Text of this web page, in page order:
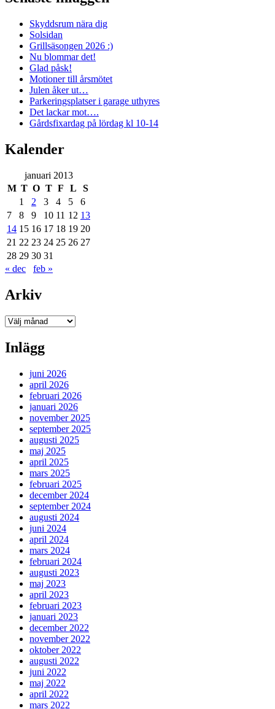
Skyddsrum nära dig
Solsidan
Grillsäsongen 2026 :)
Nu blommar det!
Glad påsk!
Motioner till årsmötet
Julen åker ut…
Parkeringsplatser i garage uthyres
Det lackar mot….
Gårdsfixardag på lördag kl 10-14
Kalender
januari 2013
M T O T F L
S
1
2 3 4 5
6
7
8 9 10 11 12 13
14 15 16 17 18 19 20
21 22 23 24 25 26 27
28 29 30 31
« dec
feb »
Arkiv
Arkiv
Inlägg
juni 2026
april 2026
februari 2026
januari 2026
november 2025
september 2025
augusti 2025
maj 2025
april 2025
mars 2025
februari 2025
december 2024
september 2024
augusti 2024
juni 2024
april 2024
mars 2024
februari 2024
augusti 2023
maj 2023
april 2023
februari 2023
januari 2023
december 2022
november 2022
oktober 2022
augusti 2022
juni 2022
maj 2022
april 2022
mars 2022